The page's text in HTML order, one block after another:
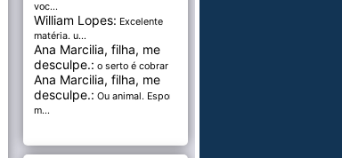
voc...
William Lopes: Excelente
matéria. u...
Ana Marcilia, filha, me
desculpe.: o serto é cobrar pel...
Ana Marcilia, filha, me
desculpe.: Ou animal. Esponja
m...